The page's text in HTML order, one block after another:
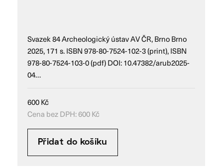
Svazek 84 Archeologický ústav AV ČR, Brno Brno
2025, 171 s. ISBN 978-80-7524-102-3 (print), ISBN
978-80-7524-103-0 (pdf) DOI: 10.47382/arub2025-
04…
600Kč
Cena bez DPH:600Kč
Přidat do košíku